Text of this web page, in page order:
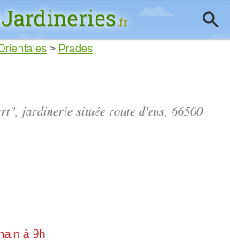
> Prades
jardinerie située route d'eus, 66500
à 9h